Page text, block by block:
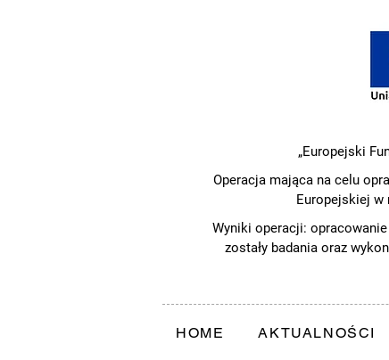
„Europejski
Operacja mająca na celu
Europejskiej w
Wyniki operacji:
zostały badania oraz
HOME AKTUALNOŚCI